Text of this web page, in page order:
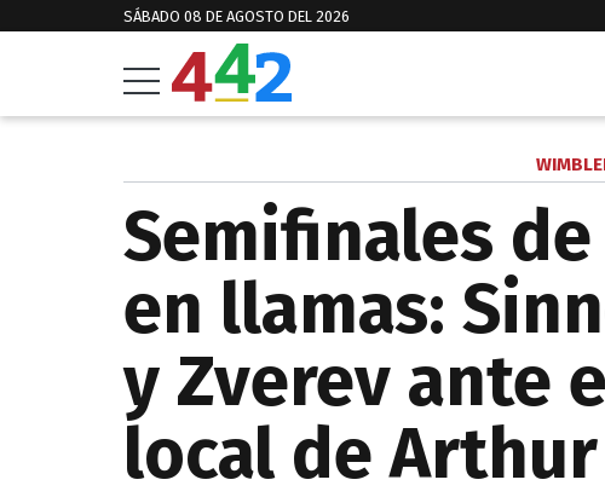
SÁBADO 08 DE AGOSTO DEL 2026
Semifinales
en llamas:
y Zverev ante
local de